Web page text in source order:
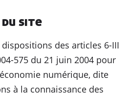
site
des articles 6-III
575 du 21 juin 2004 pour
numérique, dite
à la connaissance des